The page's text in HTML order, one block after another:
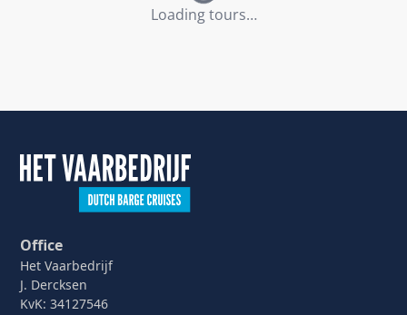
Loading tours…
Office
Het Vaarbedrijf
J. Dercksen
KvK: 34127546